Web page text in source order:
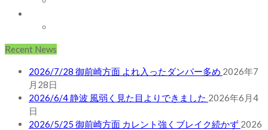
Recent News
2026/7/28 御前崎方面 よれ入ったダンパー多め 2026年7
月28日
2026/6/4 静波 風弱く見た目よりできました 2026年6月4
日
2026/5/25 御前崎方面 カレント強くブレイク続かず 2026